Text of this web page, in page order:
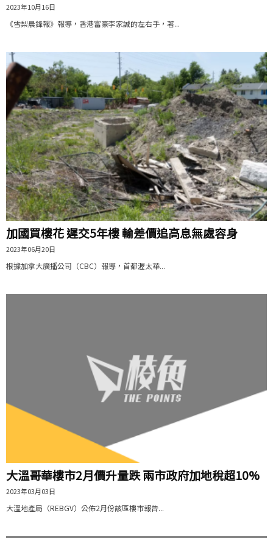
2023年10月16日
《雪梨晨鋒報》報導，香港富豪李家誠的左右手，著...
加國買樓花 遲交5年樓 輸差價追高息無處容身
2023年06月20日
根據加拿大廣播公司（CBC）報導，首都渥太華...
大溫哥華樓市2月價升量跌 兩市政府加地稅超10%
2023年03月03日
大溫地產局（REBGV）公佈2月份該區樓市報告...